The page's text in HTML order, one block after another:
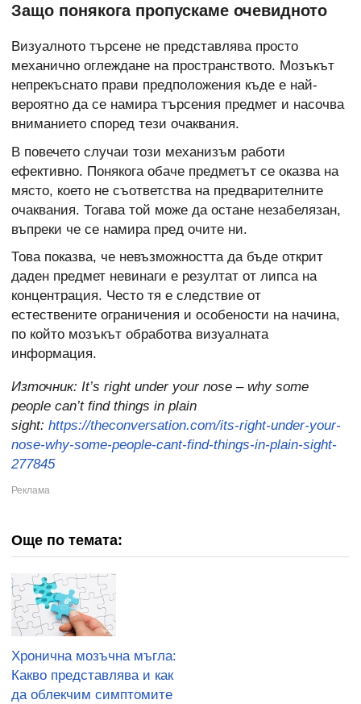
Защо понякога пропускаме очевидното
Визуалното търсене не представлява просто
механично оглеждане на пространството. Мозъкът
непрекъснато прави предположения къде е най-
вероятно да се намира търсения предмет и насочва
вниманието според тези очаквания.
В повечето случаи този механизъм работи
ефективно. Понякога обаче предметът се оказва на
място, което не съответства на предварителните
очаквания. Тогава той може да остане незабелязан,
въпреки че се намира пред очите ни.
Това показва, че невъзможността да бъде открит
даден предмет невинаги е резултат от липса на
концентрация. Често тя е следствие от
естествените ограничения и особености на начина,
по който мозъкът обработва визуалната
информация.
Източник: It’s right under your nose – why some
people can’t find things in plain
sight: https://theconversation.com/its-right-under-your-
nose-why-some-people-cant-find-things-in-plain-sight-
277845
Още по темата:
Хронична мозъчна мъгла:
Какво представлява и как
да облекчим симптомите